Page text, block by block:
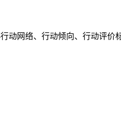
网络、行动倾向、行动评价